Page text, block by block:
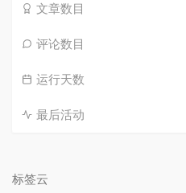
文章数目
评论数目
运行天数
最后活动
标签云